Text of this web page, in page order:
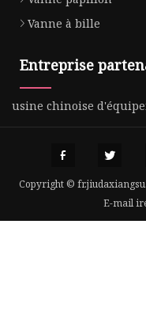
Vanne à bille
Entreprise
usine chinoise
Copyright ©
E-mail